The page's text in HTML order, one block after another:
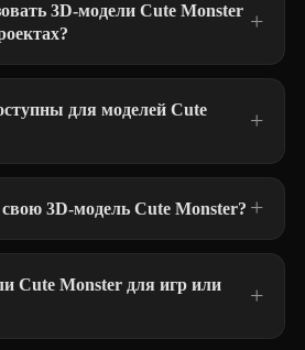
3D-модели Cute Monster
для моделей Cute
3D-модель Cute Monster?
Cute Monster для игр или